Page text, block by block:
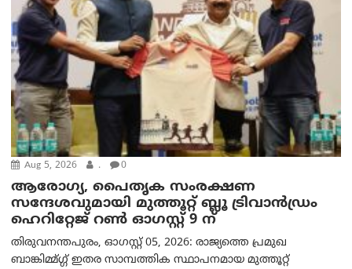
Aug 5, 2026 . 0
ആരോഗ്യ, പൈതൃക സംരക്ഷണ
സന്ദേശവുമായി മുത്തൂറ്റ് ബ്ലൂ ട്രിവാൻഡ്രം
ഹെറിറ്റേജ് റൺ ഓഗസ്റ്റ് 9 ന്
തിരുവനന്തപുരം, ഓഗസ്റ്റ് 05, 2026: രാജ്യത്തെ പ്രമുഖ
ബാങ്കിമ്മ്ഗ്ഗ് ഇതര സാമ്പത്തിക സ്ഥാപനമായ മുത്തൂറ്റ്